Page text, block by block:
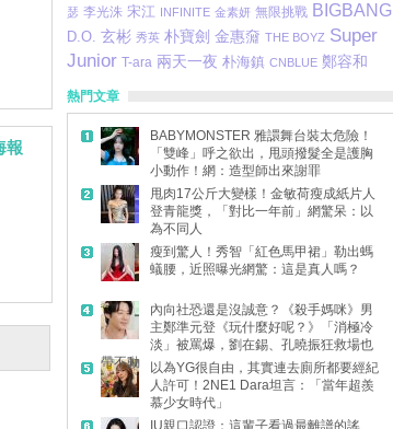
報
瑟 李光洙 宋江 INFINITE 金素妍 無限挑戰 BIGBANG
D.O. 玄彬 秀英 朴寶劍 金惠奫 THE BOYZ Super
Junior T-ara 兩天一夜 朴海鎮 CNBLUE 鄭容和
熱門文章
BABYMONSTER 雅譞舞台裝太危險！
「雙峰」呼之欲出，甩頭撥髮全是護胸
小動作！網：造型師出來謝罪
甩肉17公斤大變樣！金敏荷瘦成紙片人
登青龍獎，「對比一年前」網驚呆：以
為不同人
瘦到驚人！秀智「紅色馬甲裙」勒出螞
蟻腰，近照曝光網驚：這是真人嗎？
內向社恐還是沒誠意？《殺手媽咪》男
主鄭準元登《玩什麼好呢？》「消極冷
淡」被罵爆，劉在錫、孔曉振狂救場也
帶不動
以為YG很自由，其實連去廁所都要經紀
人許可！2NE1 Dara坦言：「當年超羨
慕少女時代」
IU親口認證：這輩子看過最離譜的謠